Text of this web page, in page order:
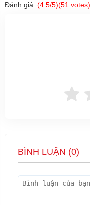
Đánh giá: (4.5/5)(51 votes)
BÌNH LUẬN (0)